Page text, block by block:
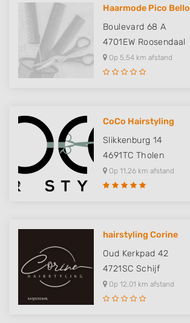
Haarmode Pico Bello
Boulevard 68 A
4701EW Roosendaal
Op 5,54 km afstand
CoCo Hairstyling
Slikkenburg 14
4691TC Tholen
Op 11,26 km afstand
hairstyling Corine
Oud Kerkpad 42
4721SC Schijf
Op 12,01 km afstand